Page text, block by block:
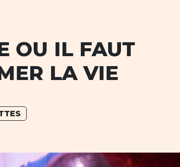
OU IL FAUT
LA VIE